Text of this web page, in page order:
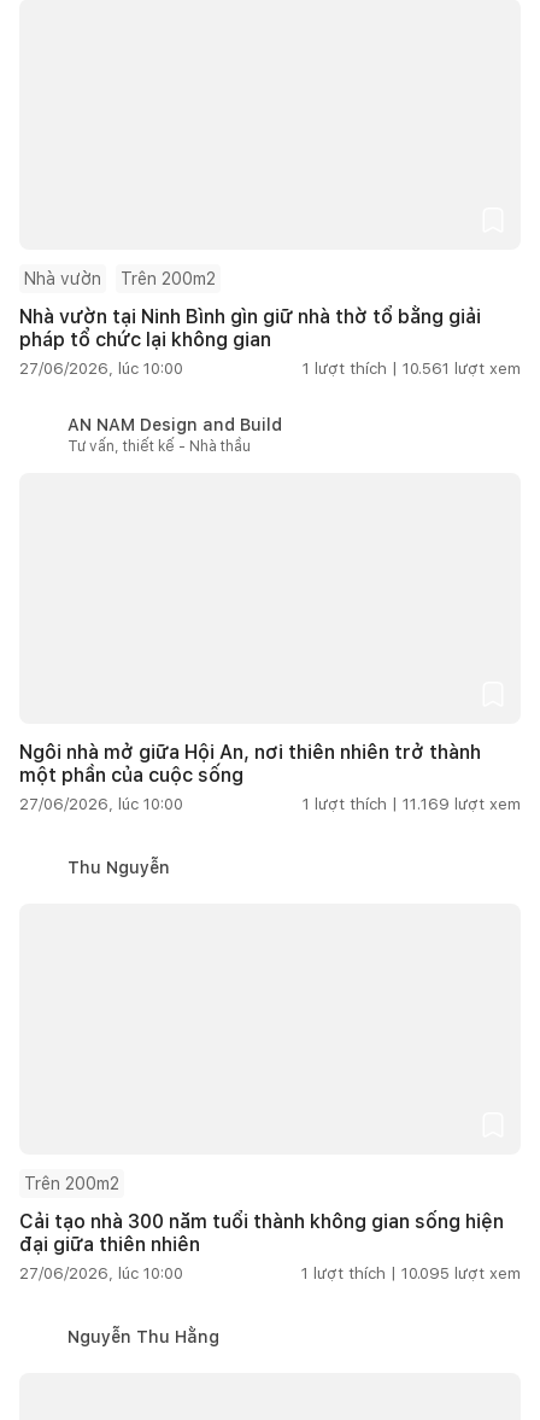
Nhà vườn Trên 200m2
Nhà vườn tại Ninh Bình gìn giữ nhà thờ tổ bằng giải
pháp tổ chức lại không gian
27/06/2026, lúc 10:00 1 lượt thích | 10.561 lượt xem
AN NAM Design and Build
Tư vấn, thiết kế - Nhà thầu
Ngôi nhà mở giữa Hội An, nơi thiên nhiên trở thành
một phần của cuộc sống
27/06/2026, lúc 10:00 1 lượt thích | 11.169 lượt xem
Thu Nguyễn
Trên 200m2
Cải tạo nhà 300 năm tuổi thành không gian sống hiện
đại giữa thiên nhiên
27/06/2026, lúc 10:00 1 lượt thích | 10.095 lượt xem
Nguyễn Thu Hằng